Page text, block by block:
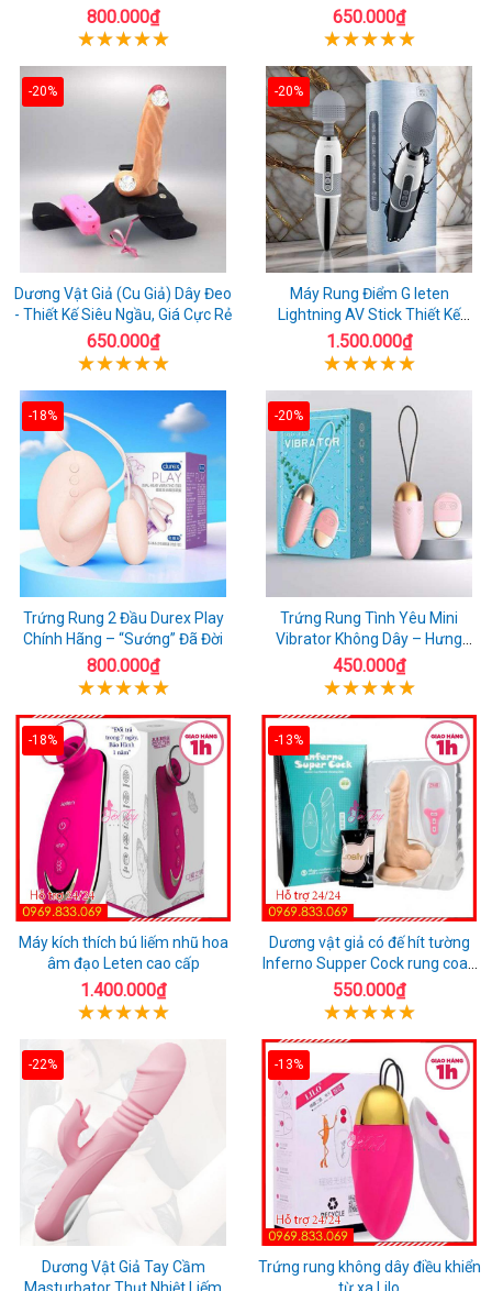
đen
800.000₫ 650.000₫
-20%
Dương Vật Giả (Cu Giả) Dây Đeo
- Thiết Kế Siêu Ngầu, Giá Cực Rẻ
650.000₫
-20%
Máy Rung Điểm G leten
Lightning AV Stick Thiết Kế
Thông Minh
1.500.000₫
-18%
Trứng Rung 2 Đầu Durex Play
Chính Hãng – “Sướng” Đã Đời
800.000₫
-20%
Trứng Rung Tình Yêu Mini
Vibrator Không Dây – Hưng
Phấn Mọi Nơi
450.000₫
-18%
Máy kích thích bú liếm nhũ hoa
âm đạo Leten cao cấp
1.400.000₫
-13%
Dương vật giả có đế hít tường
Inferno Supper Cock rung coay
7 chế độ
550.000₫
-22%
Dương Vật Giả Tay Cầm
Masturbator Thụt Nhiệt Liếm
-13%
Trứng rung không dây điều khiển
từ xa Lilo